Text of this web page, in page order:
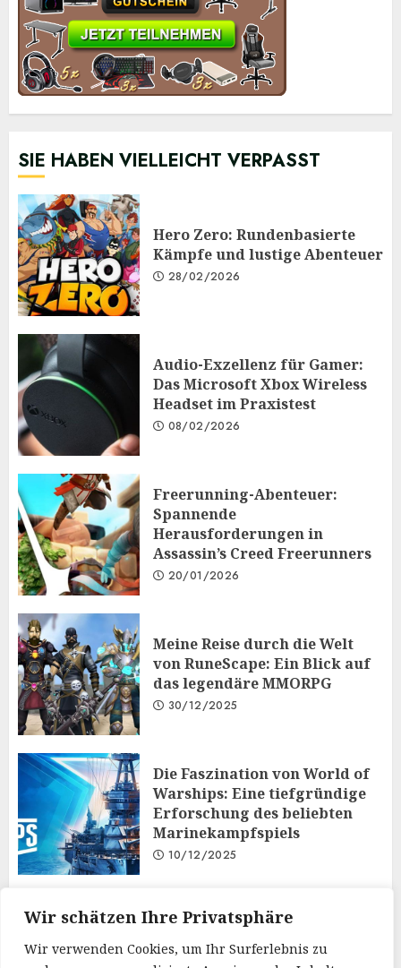
Wir schätzen Ihre Privatsphäre
Wir verwenden Cookies, um Ihr Surferlebnis zu
SIE HABEN VIELLEICHT VERPASST
Hero Zero: Rundenbasierte
Kämpfe und lustige Abenteuer
28/02/2026
Audio-Exzellenz für Gamer:
Das Microsoft Xbox Wireless
Headset im Praxistest
08/02/2026
Freerunning-Abenteuer:
Spannende
Herausforderungen in
Assassin’s Creed Freerunners
20/01/2026
Meine Reise durch die Welt
von RuneScape: Ein Blick auf
das legendäre MMORPG
30/12/2025
Die Faszination von World of
Warships: Eine tiefgründige
Erforschung des beliebten
Marinekampfspiels
10/12/2025
Taktisches Denken und
Diplomatie: Der
Mehrspielermodus von Iron